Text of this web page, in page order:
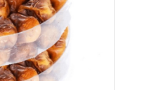
Hurma.com, taze hurma satın
adreslerden biridir. Siz de sağlıklı ve
kolayca sipariş verebilir ve